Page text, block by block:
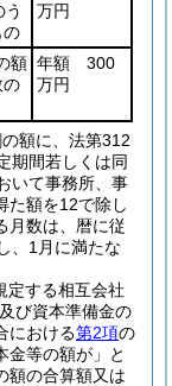
の
万円
額
の
年額 300
万円
額に、法第312
期間若しくは同
いて事務所、事
た額を12で除し
月数は、暦に従
、1月に満たな
定する相互会社
び資本準備金の
における第2項の
金等の額が」と
額の合算額又は